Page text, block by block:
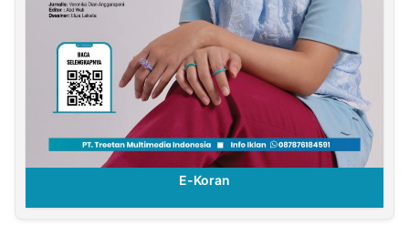
E-Koran